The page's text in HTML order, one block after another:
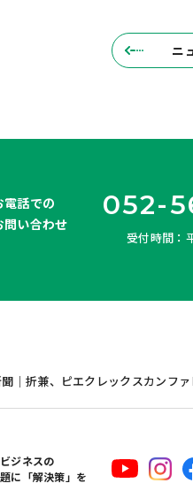
ニ
電話での
問い合わせ
052-
受付時間：
聞｜折兼、ピエクレックスカンフ
ジネスの
に「解決策」を